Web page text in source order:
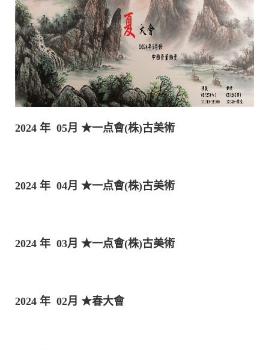
2024 年 05月 ★一点會(株)古美術
2024 年 04月 ★一点會(株)古美術
2024 年 03月 ★一点會(株)古美術
2024 年 02月 ★春大會